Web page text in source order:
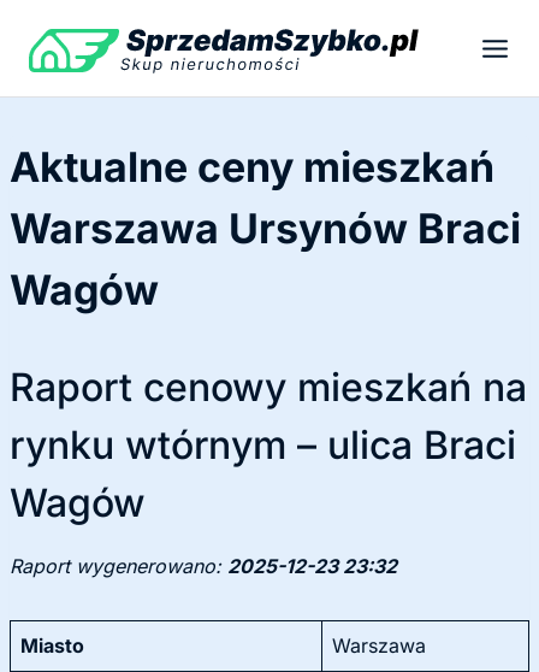
treści
Aktualne ceny mieszkań
Warszawa Ursynów Braci
Wagów
Raport cenowy mieszkań na
rynku wtórnym – ulica Braci
Wagów
Raport wygenerowano: 2025-12-23 23:32
Miasto Warszawa